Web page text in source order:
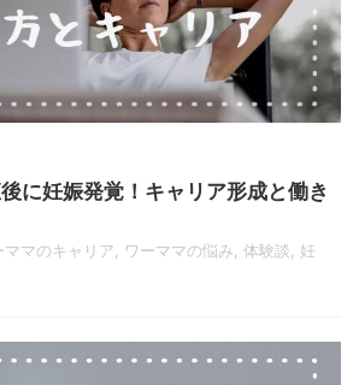
後に妊娠発覚！キャリア形成と働き
ママのキャリア, ワーママの悩み, 体験談, 妊